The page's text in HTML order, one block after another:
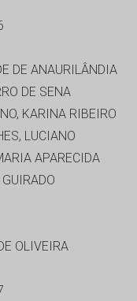
DE ANAURILÂNDIA
DE SENA
KARINA RIBEIRO
LUCIANO
APARECIDA
OLIVEIRA